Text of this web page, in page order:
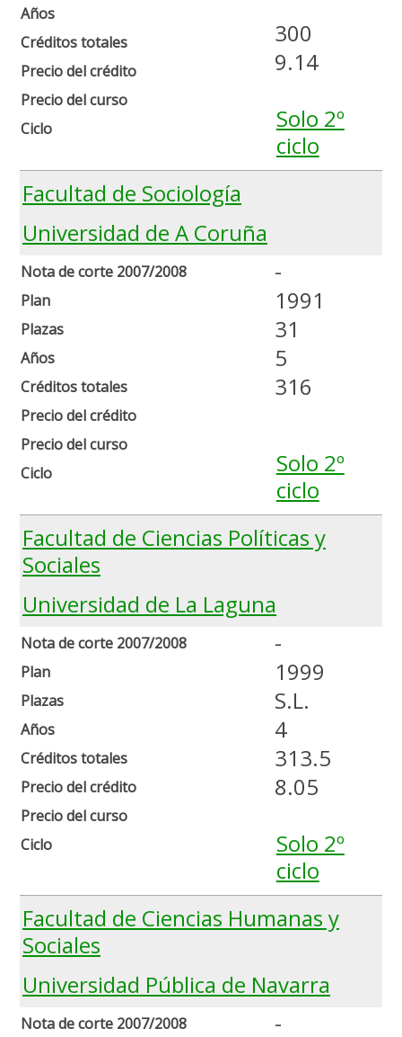
Años
Créditos totales
Precio del crédito
Precio del curso
Ciclo
300
9.14
Solo 2º
ciclo
Facultad de Sociología
Universidad de A Coruña
Nota de corte 2007/2008
Plan
Plazas
Años
Créditos totales
Precio del crédito
Precio del curso
Ciclo
-
1991
31
5
316
Solo 2º
ciclo
Facultad de Ciencias Políticas y
Sociales
Universidad de La Laguna
Nota de corte 2007/2008
Plan
Plazas
Años
Créditos totales
Precio del crédito
Precio del curso
Ciclo
-
1999
S.L.
4
313.5
8.05
Solo 2º
ciclo
Facultad de Ciencias Humanas y
Sociales
Universidad Pública de Navarra
Nota de corte 2007/2008
-